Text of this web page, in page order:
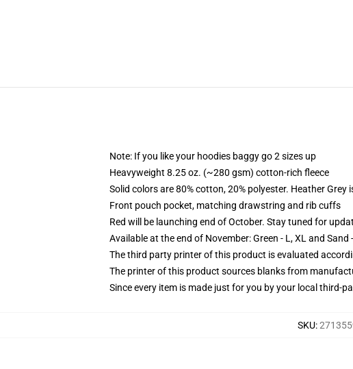
Note: If you like your hoodies baggy go 2 sizes up
Heavyweight 8.25 oz. (~280 gsm) cotton-rich fleece
Solid colors are 80% cotton, 20% polyester. Heather
Front pouch pocket, matching drawstring and rib cuffs
Red will be launching end of October. Stay tuned for
Available at the end of November: Green - L, XL and Sand
The third party printer of this product is evaluated
The printer of this product sources blanks from
Since every item is made just for you by your local third-
SKU: